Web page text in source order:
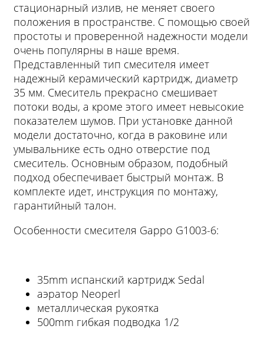
стационарный излив, не меняет своего
положения в пространстве. С помощью своей
простоты и проверенной надежности модели
очень популярны в наше время.
Представленный тип смесителя имеет
надежный керамический картридж, диаметр
35 мм. Смеситель прекрасно смешивает
потоки воды, а кроме этого имеет невысокие
показателем шумов. При установке данной
модели достаточно, когда в раковине или
умывальнике есть одно отверстие под
смеситель. Основным образом, подобный
подход обеспечивает быстрый монтаж. В
комплекте идет, инструкция по монтажу,
гарантийный талон.
Особенности смесителя Gappo G1003-6:
35mm испанский картридж Sedal
аэратор Neoperl
металлическая рукоятка
500mm гибкая подводка 1/2